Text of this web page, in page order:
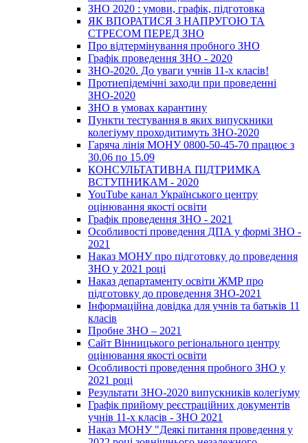
ЗНО 2020 : умови, графік, підготовка
ЯК ВПОРАТИСЯ З НАПРУГОЮ ТА
СТРЕСОМ ПЕРЕД ЗНО
Про відтермінування пробного ЗНО
Графік проведення ЗНО - 2020
ЗНО-2020. До уваги учнів 11-х класів!
Протиепідемічні заходи при проведенні
ЗНО-2020
ЗНО в умовах карантину
Пункти тестування в яких випускники
колегіуму проходитимуть ЗНО-2020
Гаряча лінія МОНУ 0800-50-45-70 працює з
30.06 по 15.09
КОНСУЛЬТАТИВНА ПІДТРИМКА
ВСТУПНИКАМ - 2020
YouTube канал Українського центру
оцінювання якості освіти
Графік проведення ЗНО - 2021
Особливості проведення ДПА у формі ЗНО -
2021
Наказ МОНУ про підготовку до проведення
ЗНО у 2021 році
Наказ департаменту освіти ЖМР про
підготовку до проведення ЗНО-2021
Інформаційна довідка для учнів та батьків 11
класів
Пробне ЗНО – 2021
Сайт Вінницького регіонального центру
оцінювання якості освіти
Особливості проведення пробного ЗНО у
2021 році
Результати ЗНО-2020 випускників колегіуму
Графік прийому реєстраційних документів
учнів 11-х класів - ЗНО 2021
Наказ МОНУ "Деякі питання проведення у